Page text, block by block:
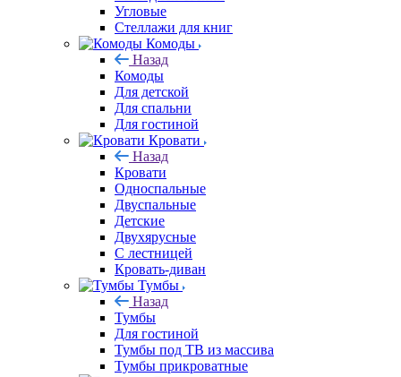
Угловые
Стеллажи для книг
Комоды
Назад
Комоды
Для детской
Для спальни
Для гостиной
Кровати
Назад
Кровати
Односпальные
Двуспальные
Детские
Двухярусные
С лестницей
Кровать-диван
Тумбы
Назад
Тумбы
Для гостиной
Тумбы под ТВ из массива
Тумбы прикроватные